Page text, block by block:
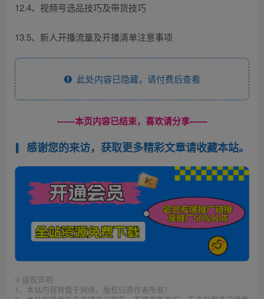
12.4、视频号选品技巧及带货技巧
13.5、新人开播流量及开播清单注意事项
此处内容已隐藏，请付费后查看
------本页内容已结束，喜欢请分享------
感谢您的来访，获取更多精彩文章请收藏本站。
© 版权声明
1、本站内容转载于网络，版权归原作者所有！